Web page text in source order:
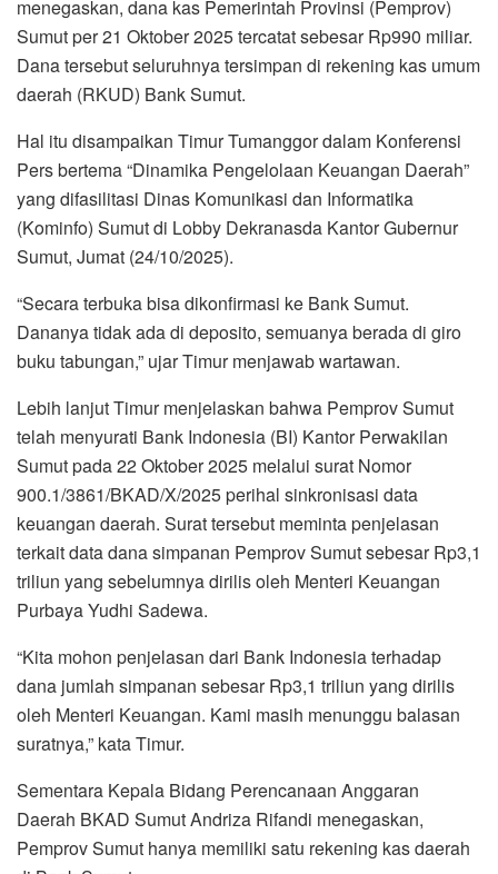
menegaskan, dana kas Pemerintah Provinsi (Pemprov)
Sumut per 21 Oktober 2025 tercatat sebesar Rp990 miliar.
Dana tersebut seluruhnya tersimpan di rekening kas umum
daerah (RKUD) Bank Sumut.
Hal itu disampaikan Timur Tumanggor dalam Konferensi
Pers bertema “Dinamika Pengelolaan Keuangan Daerah”
yang difasilitasi Dinas Komunikasi dan Informatika
(Kominfo) Sumut di Lobby Dekranasda Kantor Gubernur
Sumut, Jumat (24/10/2025).
“Secara terbuka bisa dikonfirmasi ke Bank Sumut.
Dananya tidak ada di deposito, semuanya berada di giro
buku tabungan,” ujar Timur menjawab wartawan.
Lebih lanjut Timur menjelaskan bahwa Pemprov Sumut
telah menyurati Bank Indonesia (BI) Kantor Perwakilan
Sumut pada 22 Oktober 2025 melalui surat Nomor
900.1/3861/BKAD/X/2025 perihal sinkronisasi data
keuangan daerah. Surat tersebut meminta penjelasan
terkait data dana simpanan Pemprov Sumut sebesar Rp3,1
triliun yang sebelumnya dirilis oleh Menteri Keuangan
Purbaya Yudhi Sadewa.
“Kita mohon penjelasan dari Bank Indonesia terhadap
dana jumlah simpanan sebesar Rp3,1 triliun yang dirilis
oleh Menteri Keuangan. Kami masih menunggu balasan
suratnya,” kata Timur.
Sementara Kepala Bidang Perencanaan Anggaran
Daerah BKAD Sumut Andriza Rifandi menegaskan,
Pemprov Sumut hanya memiliki satu rekening kas daerah